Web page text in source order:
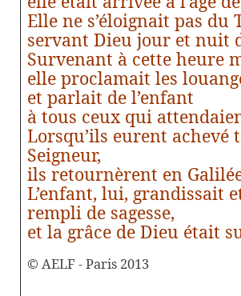
Elle ne s’éloignait pas du
servant Dieu jour et nuit
Survenant à cette heure
elle proclamait les
et parlait de l’enfant
à tous ceux qui
Lorsqu’ils eurent
Seigneur,
ils retournèrent en
L’enfant, lui, grandissait
rempli de sagesse,
et la grâce de Dieu était
© AELF - Paris 2013